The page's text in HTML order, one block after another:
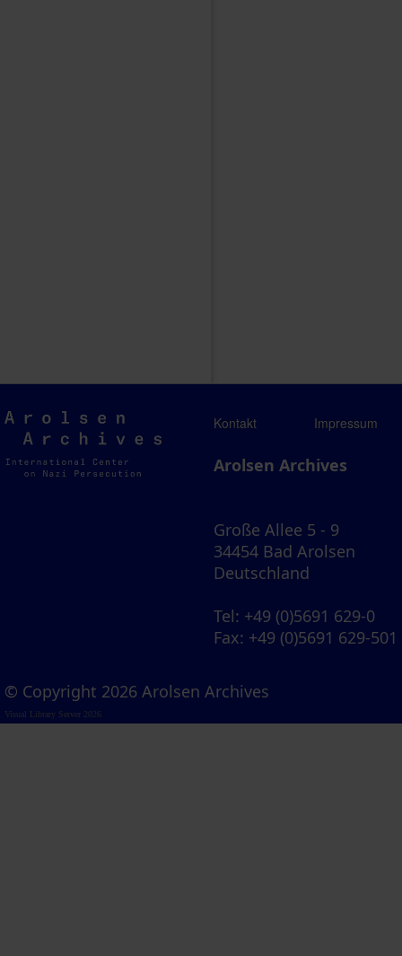
Arolsen
Archives
Kontakt Impressum
Arolsen Archives
Große Allee 5 - 9
34454 Bad Arolsen
Deutschland
Tel: +49 (0)5691 629-0
Fax: +49 (0)5691 629-501
© Copyright 2026 Arolsen Archives
Visual Library Server 2026